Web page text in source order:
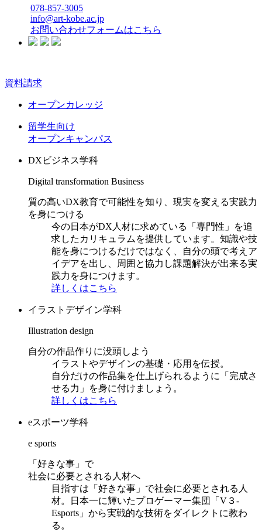
078-857-3005
info@art-kobe.ac.jp
お問い合わせフォームはこちら
資料請求
オープンカレッジ
留学生向け
オープンキャンパス
DXビジネス学科
Digital transformation Business
質の高いDX教育で可能性を知り、現実を変える実践力
を身につける
今の日本がDX人材に求めている「専門性」を追
求したカリキュラムを提供しています。知識や技
能を身につけるだけではなく、自分の頭で考えア
イデアを出し、周囲と協力し課題解決が出来る実
践力を身につけます。
詳しくはこちら
イラストデザイン学科
Illustration design
自分の作品作りに没頭しよう
イラストやデザインの基礎・応用を伝授。
自分だけの作品集を仕上げられるように「完成さ
せる力」を身に付けましょう。
詳しくはこちら
eスポーツ学科
e sports
「好きな事」で
社会に必要とされる人材へ
目指すは「好きな事」で社会に必要とされる人
材。日本一に輝いたプロゲーマー集団「V３-
Esports」から実戦的な技術をダイレクトに教わ
る。